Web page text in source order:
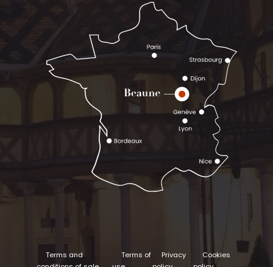
Terms and
Terms of
Privacy
Cookies